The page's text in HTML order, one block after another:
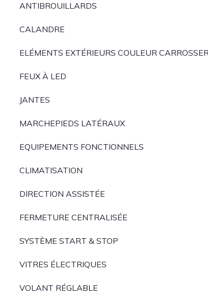
ANTIBROUILLARDS
CALANDRE
ELÉMENTS EXTÉRIEURS COULEUR
FEUX À LED
JANTES
MARCHEPIEDS LATÉRAUX
EQUIPEMENTS FONCTIONNELS
CLIMATISATION
DIRECTION ASSISTÉE
FERMETURE CENTRALISÉE
SYSTÈME START & STOP
VITRES ÉLECTRIQUES
VOLANT RÉGLABLE